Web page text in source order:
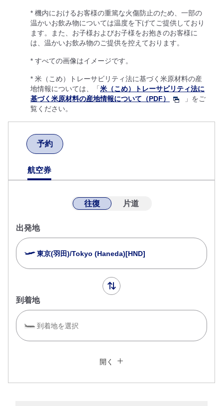
* 機内におけるお客様の重篤な火傷防止のため、一部の
温かいお飲み物については温度を下げてご提供しており
ます。また、お子様およびお子様をお抱きのお客様に
は、温かいお飲み物のご提供を控えております。
* すべての画像はイメージです。
* 米（こめ）トレーサビリティ法に基づく米原材料の産
地情報については、「 米（こめ）トレーサビリティ法に
基づく米原材料の産地情報について（PDF）
」をご
覧ください。
予約
航空券
往復 片道
出発地
東京(羽田)/Tokyo (Haneda)[HND]
到着地
到着地を選択
運賃タイプ指定なし
開く